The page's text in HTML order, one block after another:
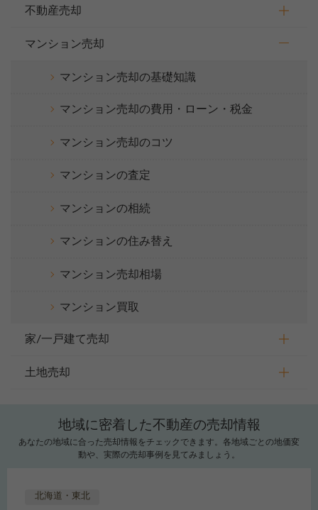
不動産売却
マンション売却
マンション売却の基礎知識
マンション売却の費用・ローン・税金
マンション売却のコツ
マンションの査定
マンションの相続
マンションの住み替え
マンション売却相場
マンション買取
家/一戸建て売却
土地売却
地域に密着した不動産の売却情報
あなたの地域に合った売却情報をチェックできます。各地域ごとの地価変
動や、実際の売却事例を見てみましょう。
北海道・東北